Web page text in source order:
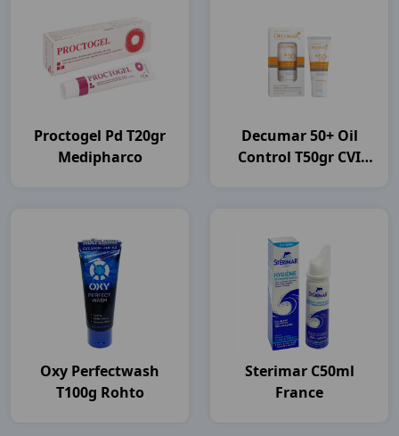
Proctogel Pd T20gr
Medipharco
Decumar 50+ Oil
Control T50gr CVI
Oxy Perfectwash
T100g Rohto
Sterimar C50ml
France